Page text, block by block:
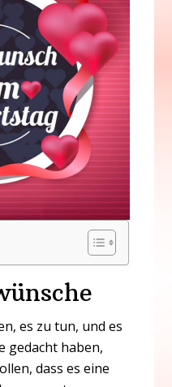
es zu tun, und es
gedacht haben,
dass es eine